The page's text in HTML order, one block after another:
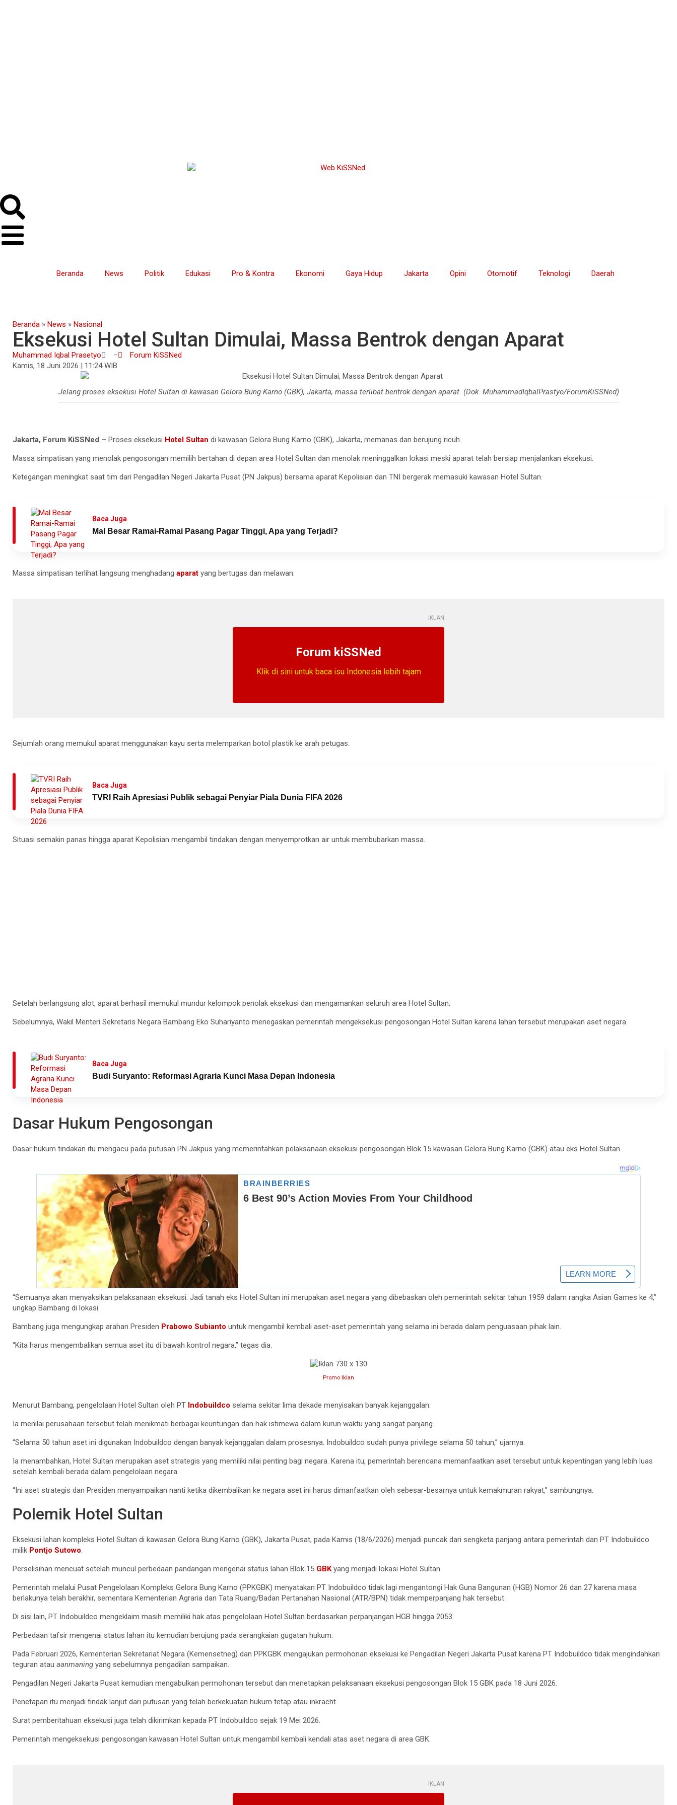
Beranda News Politik Edukasi Pro & Kontra Ekonomi Gaya Hidup Jakarta Opini Otomotif Teknologi Daerah
Beranda » News » Nasional
Eksekusi Hotel Sultan Dimulai, Massa Bentrok dengan Aparat
Muhammad Iqbal Prasetyo –
Forum KiSSNed
Kamis, 18 Juni 2026 | 11:24 WIB
Jelang proses eksekusi Hotel Sultan di kawasan Gelora Bung Karno (GBK), Jakarta, massa terlibat bentrok dengan aparat. (Dok. MuhammadIqbalPrastyo/ForumKiSSNed)
Jakarta, Forum KiSSNed – Proses eksekusi Hotel Sultan di kawasan Gelora Bung Karno (GBK), Jakarta, memanas dan berujung ricuh.
Massa simpatisan yang menolak pengosongan memilih bertahan di depan area Hotel Sultan dan menolak meninggalkan lokasi meski aparat telah bersiap menjalankan eksekusi.
Ketegangan meningkat saat tim dari Pengadilan Negeri Jakarta Pusat (PN Jakpus) bersama aparat Kepolisian dan TNI bergerak memasuki kawasan Hotel Sultan.
Baca Juga
Mal Besar Ramai-Ramai Pasang Pagar Tinggi, Apa yang Terjadi?
Massa simpatisan terlihat langsung menghadang aparat yang bertugas dan melawan.
IKLAN
Forum kiSSNed
Klik di sini untuk baca isu Indonesia lebih tajam
Sejumlah orang memukul aparat menggunakan kayu serta melemparkan botol plastik ke arah petugas.
Baca Juga
TVRI Raih Apresiasi Publik sebagai Penyiar Piala Dunia FIFA 2026
Situasi semakin panas hingga aparat Kepolisian mengambil tindakan dengan menyemprotkan air untuk membubarkan massa.
Setelah berlangsung alot, aparat berhasil memukul mundur kelompok penolak eksekusi dan mengamankan seluruh area Hotel Sultan.
Sebelumnya, Wakil Menteri Sekretaris Negara Bambang Eko Suhariyanto menegaskan pemerintah mengeksekusi pengosongan Hotel Sultan karena lahan tersebut merupakan aset negara.
Baca Juga
Budi Suryanto: Reformasi Agraria Kunci Masa Depan Indonesia
Dasar Hukum Pengosongan
Dasar hukum tindakan itu mengacu pada putusan PN Jakpus yang memerintahkan pelaksanaan eksekusi pengosongan Blok 15 kawasan Gelora Bung Karno (GBK) atau eks Hotel Sultan.
“Semuanya akan menyaksikan pelaksanaan eksekusi. Jadi tanah eks Hotel Sultan ini merupakan aset negara yang dibebaskan oleh pemerintah sekitar tahun 1959 dalam rangka Asian Games ke 4,”
ungkap Bambang di lokasi.
Bambang juga mengungkap arahan Presiden Prabowo Subianto untuk mengambil kembali aset-aset pemerintah yang selama ini berada dalam penguasaan pihak lain.
“Kita harus mengembalikan semua aset itu di bawah kontrol negara,” tegas dia.
Promo Iklan
Menurut Bambang, pengelolaan Hotel Sultan oleh PT Indobuildco selama sekitar lima dekade menyisakan banyak kejanggalan.
Ia menilai perusahaan tersebut telah menikmati berbagai keuntungan dan hak istimewa dalam kurun waktu yang sangat panjang.
“Selama 50 tahun aset ini digunakan Indobuildco dengan banyak kejanggalan dalam prosesnya. Indobuildco sudah punya privilege selama 50 tahun,” ujarnya.
Ia menambahkan, Hotel Sultan merupakan aset strategis yang memiliki nilai penting bagi negara. Karena itu, pemerintah berencana memanfaatkan aset tersebut untuk kepentingan yang lebih luas
setelah kembali berada dalam pengelolaan negara.
“Ini aset strategis dan Presiden menyampaikan nanti ketika dikembalikan ke negara aset ini harus dimanfaatkan oleh sebesar-besarnya untuk kemakmuran rakyat,” sambungnya.
Polemik Hotel Sultan
Eksekusi lahan kompleks Hotel Sultan di kawasan Gelora Bung Karno (GBK), Jakarta Pusat, pada Kamis (18/6/2026) menjadi puncak dari sengketa panjang antara pemerintah dan PT Indobuildco
milik Pontjo Sutowo.
Perselisihan mencuat setelah muncul perbedaan pandangan mengenai status lahan Blok 15 GBKyang menjadi lokasi Hotel Sultan.
Pemerintah melalui Pusat Pengelolaan Kompleks Gelora Bung Karno (PPKGBK) menyatakan PT Indobuildco tidak lagi mengantongi Hak Guna Bangunan (HGB) Nomor 26 dan 27 karena masa
berlakunya telah berakhir, sementara Kementerian Agraria dan Tata Ruang/Badan Pertanahan Nasional (ATR/BPN) tidak memperpanjang hak tersebut.
Di sisi lain, PT Indobuildco mengeklaim masih memiliki hak atas pengelolaan Hotel Sultan berdasarkan perpanjangan HGB hingga 2053.
Perbedaan tafsir mengenai status lahan itu kemudian berujung pada serangkaian gugatan hukum.
Pada Februari 2026, Kementerian Sekretariat Negara (Kemensetneg) dan PPKGBK mengajukan permohonan eksekusi ke Pengadilan Negeri Jakarta Pusat karena PT Indobuildco tidak mengindahkan
teguran atau aanmaning yang sebelumnya pengadilan sampaikan.
Pengadilan Negeri Jakarta Pusat kemudian mengabulkan permohonan tersebut dan menetapkan pelaksanaan eksekusi pengosongan Blok 15 GBK pada 18 Juni 2026.
Penetapan itu menjadi tindak lanjut dari putusan yang telah berkekuatan hukum tetap atau inkracht.
Surat pemberitahuan eksekusi juga telah dikirimkan kepada PT Indobuildco sejak 19 Mei 2026.
Pemerintah mengeksekusi pengosongan kawasan Hotel Sultan untuk mengambil kembali kendali atas aset negara di area GBK.
IKLAN